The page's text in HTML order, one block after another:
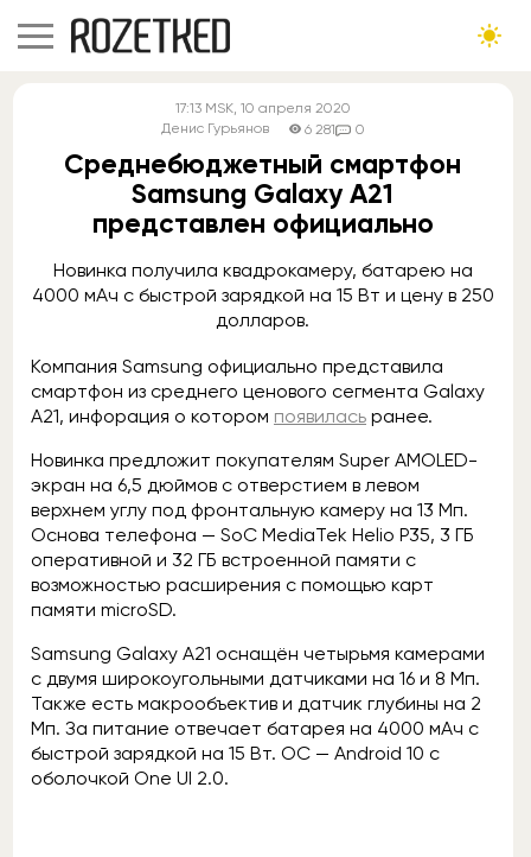
17:13 MSK, 10 апреля 2020
Денис Гурьянов
6 281 0
Среднебюджетный смартфон
Samsung Galaxy A21
представлен официально
Новинка получила квадрокамеру, батарею на
4000 мАч с быстрой зарядкой на 15 Вт и цену в 250
долларов.
Компания Samsung официально представила
смартфон из среднего ценового сегмента Galaxy
A21, инфорация о котором появилась ранее.
Новинка предложит покупателям Super AMOLED-
экран на 6,5 дюймов с отверстием в левом
верхнем углу под фронтальную камеру на 13 Мп.
Основа телефона — SoC MediaTek Helio P35, 3 ГБ
оперативной и 32 ГБ встроенной памяти с
возможностью расширения с помощью карт
памяти microSD.
Samsung Galaxy A21 оснащён четырьмя камерами
с двумя широкоугольными датчиками на 16 и 8 Мп.
Также есть макрообъектив и датчик глубины на 2
Мп. За питание отвечает батарея на 4000 мАч с
быстрой зарядкой на 15 Вт. OC — Android 10 с
оболочкой One UI 2.0.